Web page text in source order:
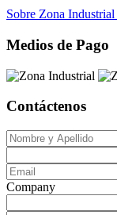
Sobre Zona Industrial
Medios de Pago
Contáctenos
Company